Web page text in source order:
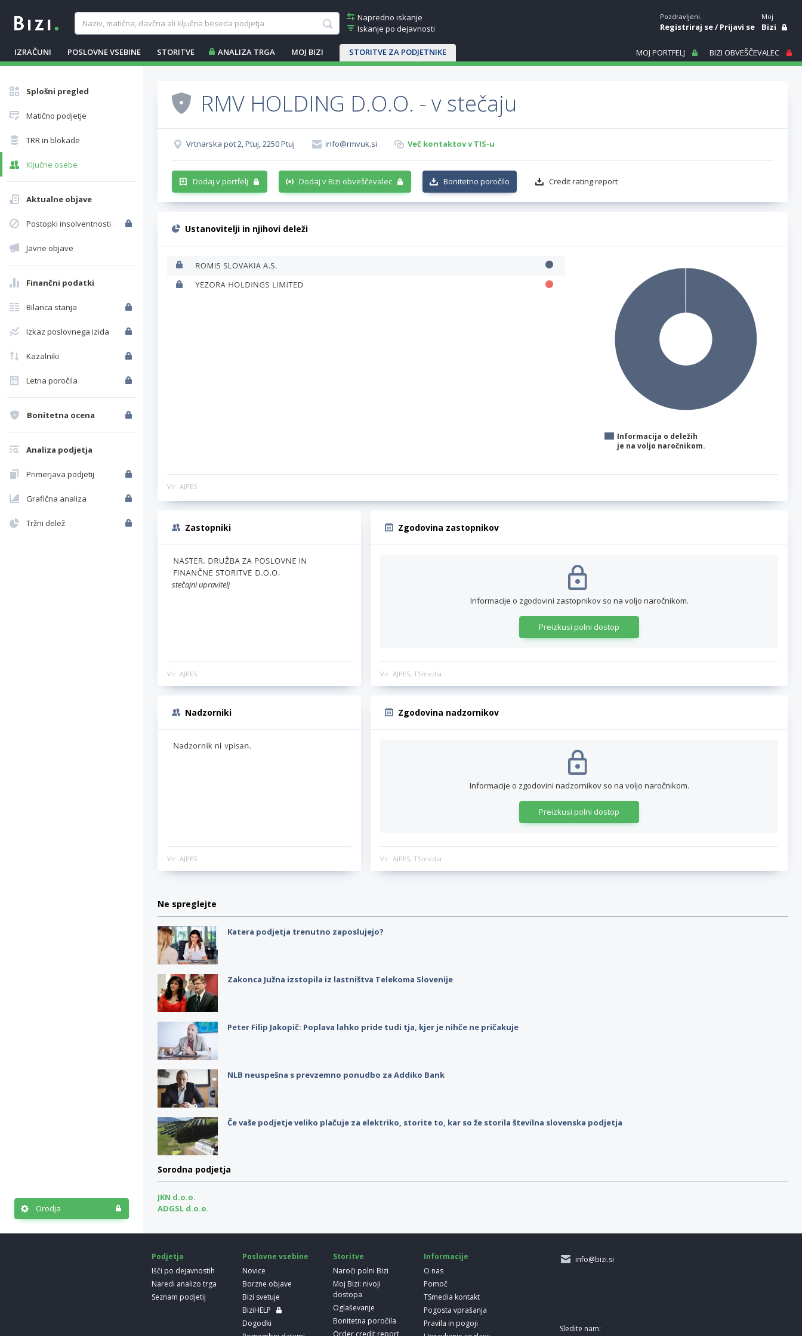
Napredno iskanje
Iskanje po dejavnosti
IZRAČUNI POSLOVNE VSEBINE STORITVE ANALIZA TRGA MOJ BIZI STORITVE ZA PODJETNIKE
Pozdravljeni.
Registriraj se/Prijavi se
Moj
Bizi
MOJ PORTFELJ BIZI OBVEŠČEVALEC
Splošni pregled
Matično podjetje
TRR in blokade
Ključne osebe
Aktualne objave
Postopki insolventnosti
Javne objave
Finančni podatki
Bilanca stanja
Izkaz poslovnega izida
Kazalniki
Letna poročila
Bonitetna ocena
Analiza podjetja
Primerjava podjetij
Grafična analiza
Tržni delež
Orodja
RMV HOLDING D.O.O. - v stečaju
Vrtnarska pot 2, Ptuj, 2250 Ptuj info@rmvuk.si Več kontaktov v TIS-u
Dodaj v portfelj Dodaj v Bizi obveščevalec Bonitetno poročilo Credit rating report
Ustanovitelji in njihovi deleži
Informacija o deležih
je na voljo naročnikom.
Vir: AJPES
Zastopniki
stečajni upravitelj
Vir: AJPES
Zgodovina zastopnikov
Informacije o zgodovini zastopnikov so na voljo naročnikom.
Preizkusi polni dostop
Vir: AJPES, TSmedia
Nadzorniki
Vir: AJPES
Zgodovina nadzornikov
Informacije o zgodovini nadzornikov so na voljo naročnikom.
Preizkusi polni dostop
Vir: AJPES, TSmedia
Ne spreglejte
Katera podjetja trenutno zaposlujejo?
Zakonca Južna izstopila iz lastništva Telekoma Slovenije
Peter Filip Jakopič: Poplava lahko pride tudi tja, kjer je nihče ne pričakuje
NLB neuspešna s prevzemno ponudbo za Addiko Bank
Če vaše podjetje veliko plačuje za elektriko, storite to, kar so že storila številna slovenska podjetja
Sorodna podjetja
JKN d.o.o.
ADGSL d.o.o.
Podjetja
Išči po dejavnostih
Naredi analizo trga
Seznam podjetij
Poslovne vsebine
Novice
Borzne objave
Bizi svetuje
BiziHELP
Dogodki
Storitve
Naroči polni Bizi
Moj Bizi: nivoji
dostopa
Oglaševanje
Bonitetna poročila
Order credit report
Informacije
O nas
Pomoč
TSmedia kontakt
Pogosta vprašanja
Pravila in pogoji
info@bizi.si
Sledite nam: